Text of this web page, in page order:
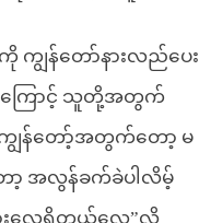
ျွန်တော်နားလည်ပေး
ကြောင့် သူတို့အတွက်
ကျွန်တော့်အတွက်တော့ မ
ာ့ အလွန်ခက်ခဲပါလိမ့်
ားလေ့ရှိတယ်လေ”လို့